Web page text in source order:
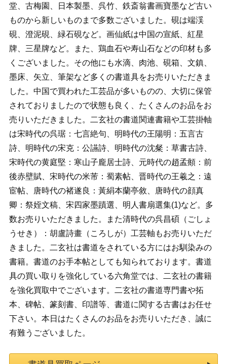
堂、古梅園、日本製墨、呉竹、鉄斎翁書画寶墨など古い
ものから新しいものまで多数ございました。硯は端渓
硯、澄泥硯、緑石硯など。画仙紙は中国の宣紙、紅星
牌、三星牌など。また、鶏血石や寿山石などの印材も多
くございました。その他にも水滴、肉池、硯箱、文鎮、
墨床、矢立、筆架など多くの書道具をお売りいただきま
した。中国で買われた工芸品が多いものの、大切に保管
されておりましたので状態も良く、たくさんのお品をお
売りいただきました。二玄社の書道関連書籍や工芸掛軸
は宋時代の呉琚：七言絶句、明時代の王陽明：五言古
詩、明時代の宋克：公讌詩、明時代の沈粲：草書古詩、
宋時代の黄庭堅：寒山子龐居士詩、元時代の趙孟頫：前
後赤壁賦、宋時代の米芾：蜀素帖、晋時代の王羲之：遠
宦帖、唐時代の褚遂良：黃絹本蘭亭敘、唐時代の顔真
卿：祭姪文稿、宋四家墨蹟選、明人書扇選集(1)など。多
数お売りいただきました。また清時代の呉昌碩（ごしょ
うせき）：胡盧詩畫（ころしが）工芸軸もお売りいただ
きました。二玄社は書道をされている方にはお馴染みの
書籍。書道のお手本帖としても知られております。書道
具の買い取りを強化している六角堂では、二玄社の書籍
を強化買取中でございます。二玄社の書道専門書や拓
本、碑帖、篆刻書、印譜等、書道に関する古書はお任せ
下さい。本日はたくさんのお品をお売りいただき、誠に
有難うございました。